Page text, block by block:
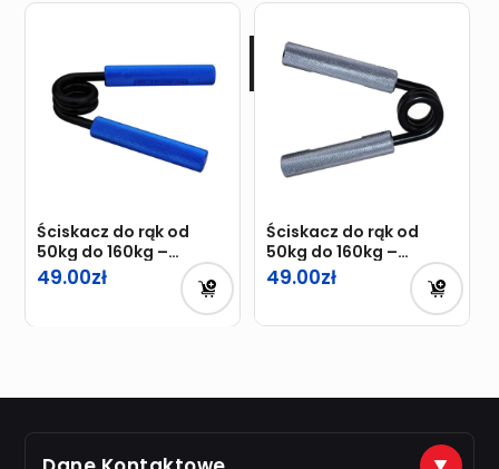
Ściskacz do rąk od
50kg do 160kg –
TRENING DŁONI BLUE
49.00
Ściskacz do rąk od
50kg do 160kg –
TRENING DŁONI
49.00